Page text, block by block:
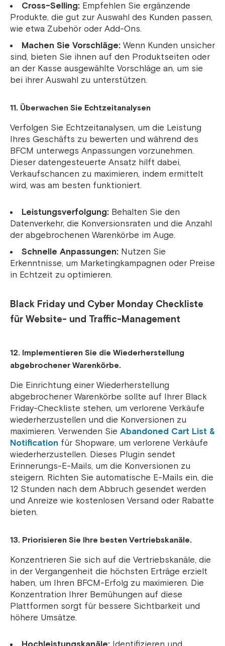
Cross-Selling: Empfehlen Sie ergänzende
Produkte, die gut zur Auswahl des Kunden passen,
wie etwa Zubehör oder Add-Ons.
Machen Sie Vorschläge: Wenn Kunden unsicher
sind, bieten Sie ihnen auf den Produktseiten oder
an der Kasse ausgewählte Vorschläge an, um sie
bei ihrer Auswahl zu unterstützen.
11. Überwachen Sie Echtzeitanalysen
Verfolgen Sie Echtzeitanalysen, um die Leistung
Ihres Geschäfts zu bewerten und während des
BFCM unterwegs Anpassungen vorzunehmen.
Dieser datengesteuerte Ansatz hilft dabei,
Verkaufschancen zu maximieren, indem ermittelt
wird, was am besten funktioniert.
Leistungsverfolgung: Behalten Sie den
Datenverkehr, die Konversionsraten und die Anzahl
der abgebrochenen Warenkörbe im Auge.
Schnelle Anpassungen: Nutzen Sie
Erkenntnisse, um Marketingkampagnen oder Preise
in Echtzeit zu optimieren.
Black Friday und Cyber ​​Monday Checkliste
für Website- und Traffic-Management
12. Implementieren Sie die Wiederherstellung
abgebrochener Warenkörbe.
Die Einrichtung einer Wiederherstellung
abgebrochener Warenkörbe sollte auf Ihrer Black
Friday-Checkliste stehen, um verlorene Verkäufe
wiederherzustellen und die Konversionen zu
maximieren. Verwenden Sie Abandoned Cart List &
Notification für Shopware, um verlorene Verkäufe
wiederherzustellen. Dieses Plugin sendet
Erinnerungs-E-Mails, um die Konversionen zu
steigern. Richten Sie automatische E-Mails ein, die
12 Stunden nach dem Abbruch gesendet werden
und Anreize wie kostenlosen Versand oder Rabatte
bieten.
13. Priorisieren Sie Ihre besten Vertriebskanäle.
Konzentrieren Sie sich auf die Vertriebskanäle, die
in der Vergangenheit die höchsten Erträge erzielt
haben, um Ihren BFCM-Erfolg zu maximieren. Die
Konzentration Ihrer Bemühungen auf diese
Plattformen sorgt für bessere Sichtbarkeit und
höhere Umsätze.